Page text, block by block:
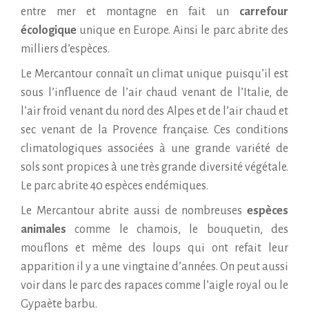
entre mer et montagne en fait un carrefour
écologique unique en Europe. Ainsi le parc abrite des
milliers d’espèces.
Le Mercantour connaît un climat unique puisqu’il est
sous l’influence de l’air chaud venant de l’Italie, de
l’air froid venant du nord des Alpes et de l’air chaud et
sec venant de la Provence française. Ces conditions
climatologiques associées à une grande variété de
sols sont propices à une très grande diversité végétale.
Le parc abrite 40 espèces endémiques.
Le Mercantour abrite aussi de nombreuses espèces
animales comme le chamois, le bouquetin, des
mouflons et même des loups qui ont refait leur
apparition il y a une vingtaine d’années. On peut aussi
voir dans le parc des rapaces comme l’aigle royal ou le
Gypaète barbu.